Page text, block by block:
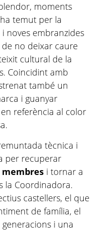
moments
temut per la
noves embranzides
no deixar caure
cultural de la
Coincidint amb
també un
i guanyar
en referència al color
tècnica i
per recuperar
i tornar a
la Coordinadora.
castellers, el que
de família, el
i una